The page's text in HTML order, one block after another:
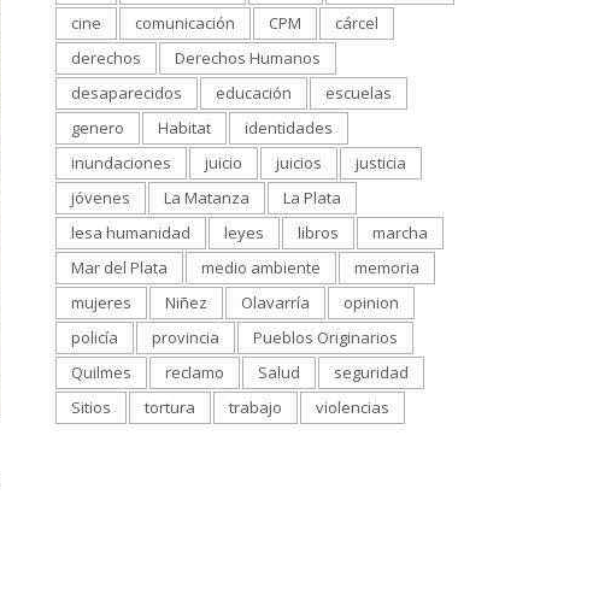
cine
comunicación CPM
cárcel
derechos
Derechos Humanos
desaparecidos
educación
escuelas
genero
Habitat
identidades
inundaciones
juicio juicios
justicia
jóvenes
La Matanza
La Plata
lesa humanidad
leyes libros
marcha
Mar del Plata
medio ambiente
memoria
mujeres
Niñez Olavarría
opinion
policía
provincia
Pueblos Originarios
Quilmes
reclamo Salud
seguridad
Sitios
tortura trabajo violencias